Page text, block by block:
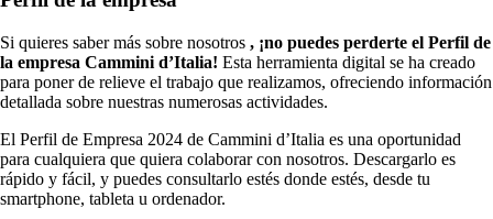
Si quieres saber más sobre nosotros , ¡no puedes perderte el Perfil de
la empresa Cammini d’Italia! Esta herramienta digital se ha creado
para poner de relieve el trabajo que realizamos, ofreciendo información
detallada sobre nuestras numerosas actividades.
El Perfil de Empresa 2024 de Cammini d’Italia es una oportunidad
para cualquiera que quiera colaborar con nosotros. Descargarlo es
rápido y fácil, y puedes consultarlo estés donde estés, desde tu
smartphone, tableta u ordenador.